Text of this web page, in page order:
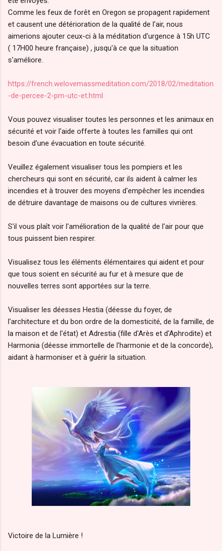
Comme les feux de forêt en Oregon se propagent rapidement
et causent une détérioration de la qualité de l'air, nous
aimerions ajouter ceux-ci à la méditation d'urgence à 15h UTC
( 17H00 heure française) , jusqu'à ce que la situation
s'améliore.
https://french.welovemassmeditation.com/2018/02/meditation
-de-percee-2-pm-utc-et.html
Vous pouvez visualiser toutes les personnes et les animaux en
sécurité et voir l'aide offerte à toutes les familles qui ont
besoin d'une évacuation en toute sécurité.
Veuillez également visualiser tous les pompiers et les
chercheurs qui sont en sécurité, car ils aident à calmer les
incendies et à trouver des moyens d'empêcher les incendies
de détruire davantage de maisons ou de cultures vivrières.
S'il vous plaît voir l'amélioration de la qualité de l'air pour que
tous puissent bien respirer.
Visualisez tous les éléments élémentaires qui aident et pour
que tous soient en sécurité au fur et à mesure que de
nouvelles terres sont apportées sur la terre.
Visualiser les déesses Hestia (déesse du foyer, de
l'architecture et du bon ordre de la domesticité, de la famille, de
la maison et de l'état) et Adrestia (fille d'Arès et d'Aphrodite) et
Harmonia (déesse immortelle de l'harmonie et de la concorde),
aidant à harmoniser et à guérir la situation.
Victoire de la Lumière !